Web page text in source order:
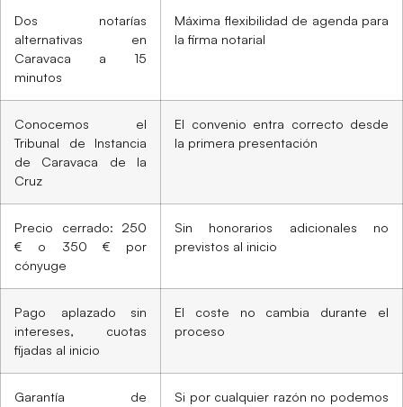
Dos notarías
alternativas en
Caravaca a 15
minutos
Máxima flexibilidad de agenda para
la firma notarial
Conocemos el
Tribunal de Instancia
de Caravaca de la
Cruz
El convenio entra correcto desde
la primera presentación
Precio cerrado: 250
€ o 350 € por
cónyuge
Sin honorarios adicionales no
previstos al inicio
Pago aplazado sin
intereses, cuotas
fijadas al inicio
El coste no cambia durante el
proceso
Garantía de
Si por cualquier razón no podemos